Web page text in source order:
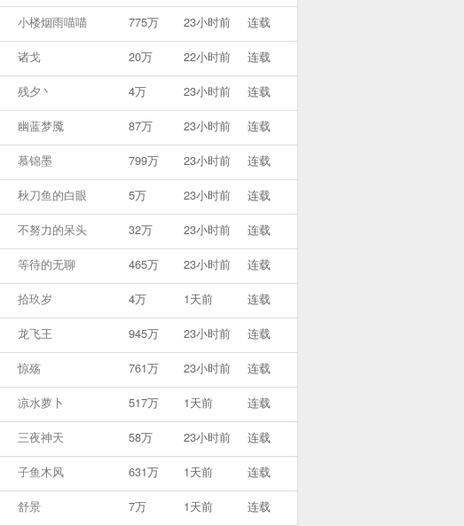
小楼烟雨喵喵 775万 23小时前 连载
诸戈 20万 22小时前 连载
残夕丶 4万 23小时前 连载
幽蓝梦魇 87万 23小时前 连载
慕锦墨 799万 23小时前 连载
秋刀鱼的白眼 5万 23小时前 连载
不努力的呆头 32万 23小时前 连载
等待的无聊 465万 23小时前 连载
拾玖岁 4万 1天前 连载
龙飞王 945万 23小时前 连载
惊殇 761万 23小时前 连载
凉水萝卜 517万 1天前 连载
三夜神天 58万 23小时前 连载
子鱼木风 631万 1天前 连载
舒景 7万 1天前 连载